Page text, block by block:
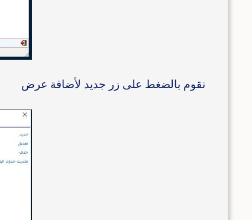
نقوم بالضغط على زر جديد لأضافة عرض